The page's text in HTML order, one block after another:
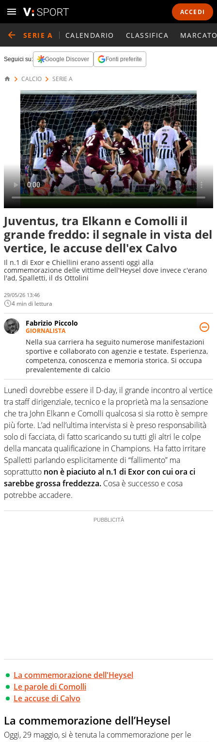
ACCEDI
SERIE A CALENDARIO CLASSIFICA
Seguici su: Google Discover Fonti preferite
CALCIO SERIE A
Juventus, tra Elkann e Comolli il
grande freddo: il segnale in vista del
vertice, le accuse dell'ex Calvo
Il n.1 di Exor e Chiellini erano assenti oggi alla
commemorazione delle vittime dell'Heysel dove invece c'erano
l'ad, Spalletti, il ds Ottolini
29/05/26 13:46
4 min di lettura
Fabrizio Piccolo
GIORNALISTA
Nella sua carriera ha seguito numerose manifestazioni
sportive e collaborato con agenzie e testate. Esperienza,
competenza, conoscenza e memoria storica. Si occupa
prevalentemente di calcio
Lunedì dovrebbe essere il D-day, il grande incontro al vertice
tra staff dirigenziale, tecnico e la proprietà ma la sensazione
che tra John Elkann e Comolli qualcosa si sia rotto è sempre
più forte. L’ad nell’ultima intervista si è preso responsabilità
solo di facciata, di fatto scaricando su tutti gli altri le colpe
della mancata qualificazione in Champions. Ha fatto irritare
Spalletti parlando esplicitamente di “fallimento” ma
soprattutto non è piaciuto al n.1 di Exor con cui ora ci
sarebbe grossa freddezza. Cosa è successo e cosa
potrebbe accadere.
La commemorazione dell'Heysel
Le parole di Comolli
Le accuse di Calvo
La commemorazione dell’Heysel
Oggi, 29 maggio, si è tenuta la commemorazione per le